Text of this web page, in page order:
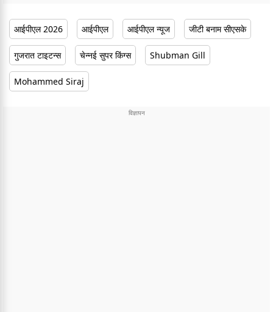
आईपीएल 2026 आईपीएल आईपीएल न्यूज जीटी बनाम सीएसके
गुजरात टाइटन्स चेन्नई सुपर किंग्स Shubman Gill
Mohammed Siraj